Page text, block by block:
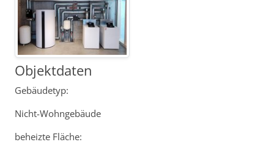
Objektdaten
Gebäudetyp:
Nicht-Wohngebäude
beheizte Fläche: